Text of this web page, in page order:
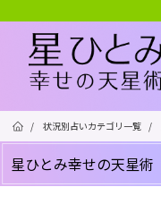
/ 状況別占いカテゴリ一覧 /
星ひとみ幸せの天星術